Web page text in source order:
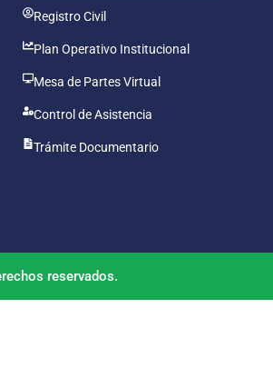
Registro Civil
Plan Operativo Institucional
Mesa de Partes Virtual
Control de Asistencia
Trámite Documentario
reservados.